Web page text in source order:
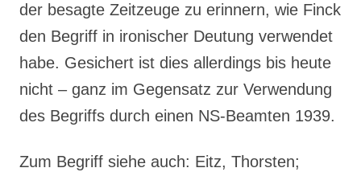
der besagte Zeitzeuge zu erinnern, wie Finck
den Begriff in ironischer Deutung verwendet
habe. Gesichert ist dies allerdings bis heute
nicht – ganz im Gegensatz zur Verwendung
des Begriffs durch einen NS-Beamten 1939.
Zum Begriff siehe auch: Eitz, Thorsten;